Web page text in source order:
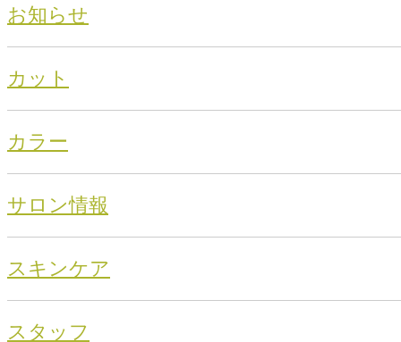
お知らせ
カット
カラー
サロン情報
スキンケア
スタッフ